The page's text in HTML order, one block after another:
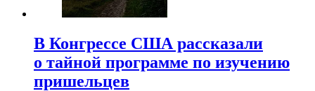
В Конгрессе США рассказали
о тайной программе по изучению
пришельцев